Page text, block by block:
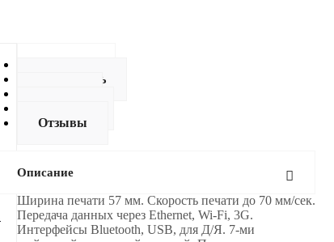
Как купить
Отзывы
Описание
Ширина печати 57 мм. Скорость печати до 70 мм/сек.
Передача данных через Ethernet, Wi-Fi, 3G.
Интерфейсы Bluetooth, USB, для Д/Я. 7-ми